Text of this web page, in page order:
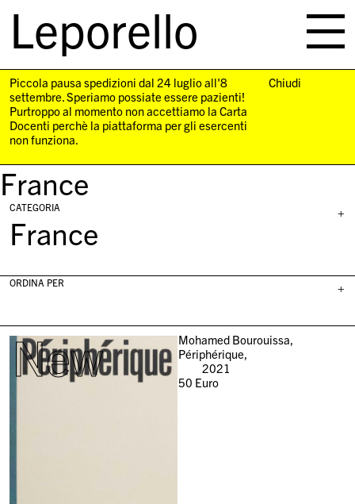
Leporello
navigation
Piccola pausa spedizioni dal 24 luglio all'8
settembre. Speriamo possiate essere pazienti!
Purtroppo al momento non accettiamo la Carta
Docenti perchè la piattaforma per gli esercenti
non funziona.
Chiudi
France
+
CATEGORIA
France
+
ORDINA PER
New
Mohamed Bourouissa,
Périphérique,
2021
50 Euro